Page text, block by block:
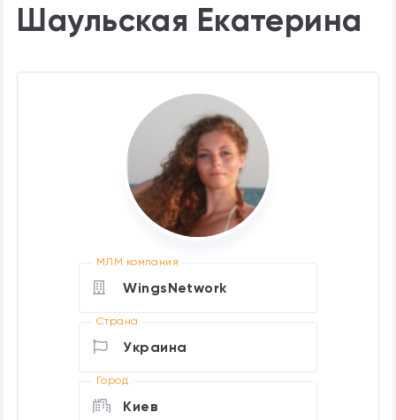
Шаульская Екатерина
МЛМ компания
WingsNetwork
Страна
Украина
Город
Киев